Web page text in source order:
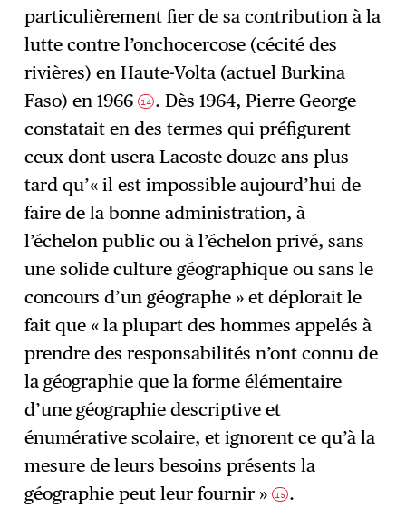
particulièrement fier de sa contribution à la
lutte contre l’onchocercose (cécité des
rivières) en Haute-Volta (actuel Burkina
Faso) en 196614 . Dès 1964, Pierre George
constatait en des termes qui préfigurent
ceux dont usera Lacoste douze ans plus
tard qu’« il est impossible aujourd’hui de
faire de la bonne administration, à
l’échelon public ou à l’échelon privé, sans
une solide culture géographique ou sans le
concours d’un géographe » et déplorait le
fait que « la plupart des hommes appelés à
prendre des responsabilités n’ont connu de
la géographie que la forme élémentaire
d’une géographie descriptive et
énumérative scolaire, et ignorent ce qu’à la
mesure de leurs besoins présents la
géographie peut leur fournir »15 .